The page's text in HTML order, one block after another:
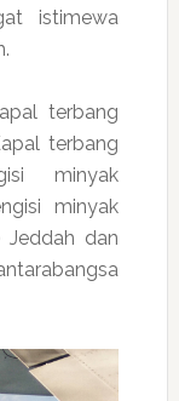
istimewa
terbang
terbang
minyak
minyak
Jeddah dan